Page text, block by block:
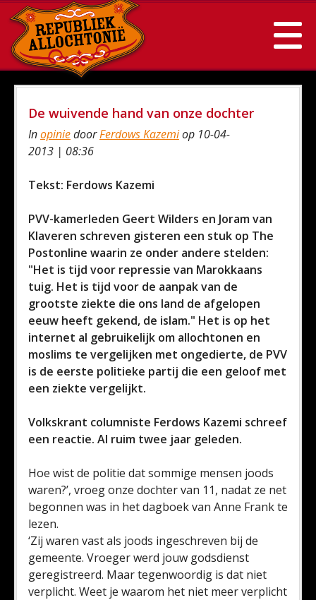
De wuivende hand van onze dochter
InopiniedoorFerdows Kazemiop 10-04-
2013 | 08:36
Tekst: Ferdows Kazemi
PVV-kamerleden Geert Wilders en Joram van
Klaveren schreven gisteren een stuk op The
Postonline waarin ze onder andere stelden:
"Het is tijd voor repressie van Marokkaans
tuig. Het is tijd voor de aanpak van de
grootste ziekte die ons land de afgelopen
eeuw heeft gekend, de islam." Het is op het
internet al gebruikelijk om allochtonen en
moslims te vergelijken met ongedierte, de PVV
is de eerste politieke partij die een geloof met
een ziekte vergelijkt.
Volkskrant columniste Ferdows Kazemi schreef
een reactie. Al ruim twee jaar geleden.
Hoe wist de politie dat sommige mensen joods
waren?’, vroeg onze dochter van 11, nadat ze net
begonnen was in het dagboek van Anne Frank te
lezen.
‘Zij waren vast als joods ingeschreven bij de
gemeente. Vroeger werd jouw godsdienst
geregistreerd. Maar tegenwoordig is dat niet
verplicht. Weet je waarom het niet meer verplicht